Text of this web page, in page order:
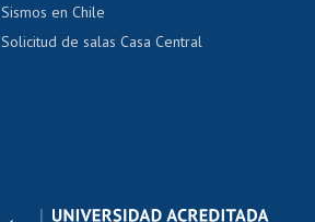
Sismos en Chile
Solicitud de salas Casa Central